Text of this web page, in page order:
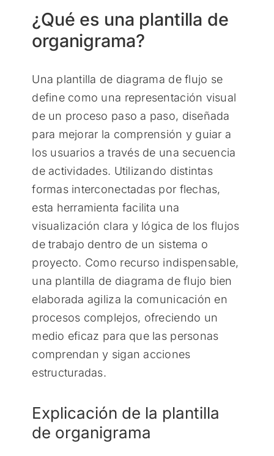
¿Qué es una plantilla de
organigrama?
Una plantilla de diagrama de flujo se
define como una representación visual
de un proceso paso a paso, diseñada
para mejorar la comprensión y guiar a
los usuarios a través de una secuencia
de actividades. Utilizando distintas
formas interconectadas por flechas,
esta herramienta facilita una
visualización clara y lógica de los flujos
de trabajo dentro de un sistema o
proyecto. Como recurso indispensable,
una plantilla de diagrama de flujo bien
elaborada agiliza la comunicación en
procesos complejos, ofreciendo un
medio eficaz para que las personas
comprendan y sigan acciones
estructuradas.
Explicación de la plantilla
de organigrama